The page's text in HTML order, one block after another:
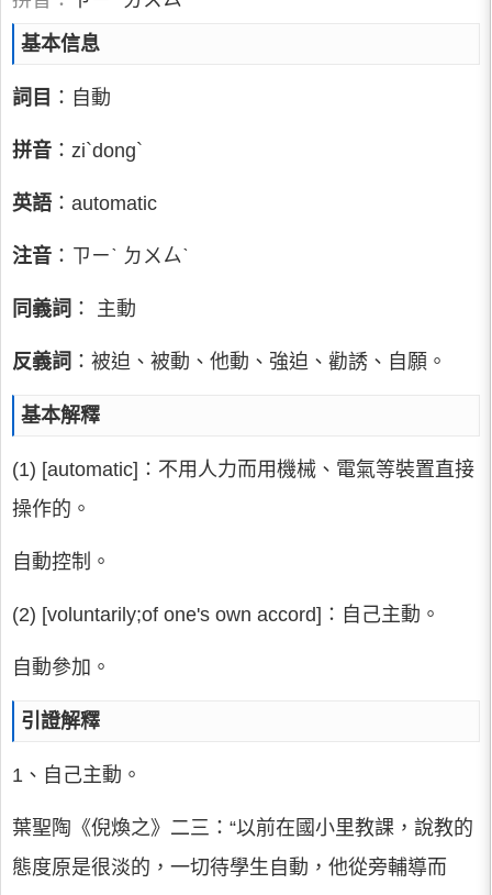
基本信息
詞目 ：自動
拼音 ：zi`dong`
英語 ：automatic
注音 ：ㄗㄧˋ ㄉㄨㄙˋ
同義詞 ： 主動
反義詞 ：被迫、被動、他動、強迫、勸誘、自願。
基本解釋
(1) [automatic]∶不用人力而用機械、電氣等裝置直接
操作的。
自動控制。
(2) [voluntarily;of one's own accord]∶自己主動。
自動參加。
引證解釋
1、自己主動。
葉聖陶《倪煥之》二三：“以前在國小里教課，說教的
態度原是很淡的，一切待學生自動，他從旁輔導而